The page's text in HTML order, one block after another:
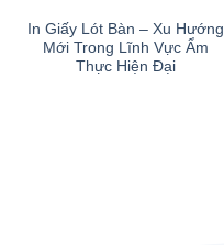
In Giấy Lót Bàn – Xu Hướng
Mới Trong Lĩnh Vực Ẩm
Thực Hiện Đại